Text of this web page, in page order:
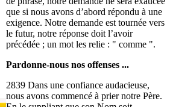
que si nous avons d’abord répondu à une
exigence. Notre demande est tournée vers
le futur, notre réponse doit l’avoir
précédée ; un mot les relie : " comme ".
Pardonne-nous nos offenses ...
2839 Dans une confiance audacieuse,
nous avons commencé à prier notre Père.